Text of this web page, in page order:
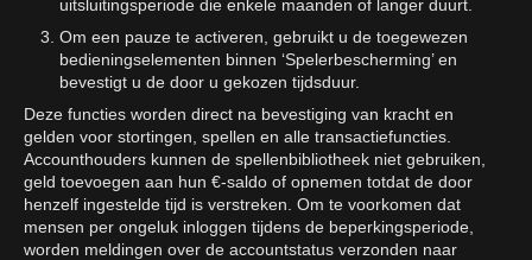
uitsluitingsperiode die enkele maanden of langer duurt.
Om een pauze te activeren, gebruikt u de toegewezen
bedieningselementen binnen ‘Spelerbescherming’ en
bevestigt u de door u gekozen tijdsduur.
Deze functies worden direct na bevestiging van kracht en
gelden voor stortingen, spellen en alle transactiefuncties.
Accounthouders kunnen de spellenbibliotheek niet gebruiken,
geld toevoegen aan hun €-saldo of opnemen totdat de door
henzelf ingestelde tijd is verstreken. Om te voorkomen dat
mensen per ongeluk inloggen tijdens de beperkingsperiode,
worden meldingen over de accountstatus verzonden naar